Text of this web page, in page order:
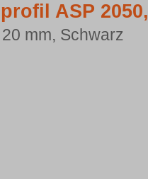
ASP 2050,
mm, Schwarz